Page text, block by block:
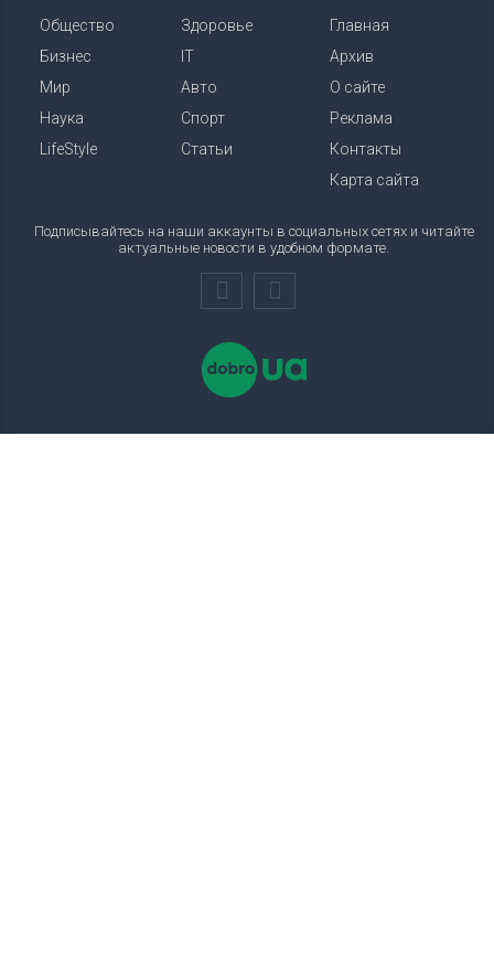
Общество
Бизнес
Мир
Наука
LifeStyle
Здоровье
IT
Авто
Спорт
Статьи
Главная
Архив
О сайте
Реклама
Контакты
Карта сайта
Подписывайтесь на наши аккаунты в социальных сетях и читайте
актуальные новости в удобном формате.